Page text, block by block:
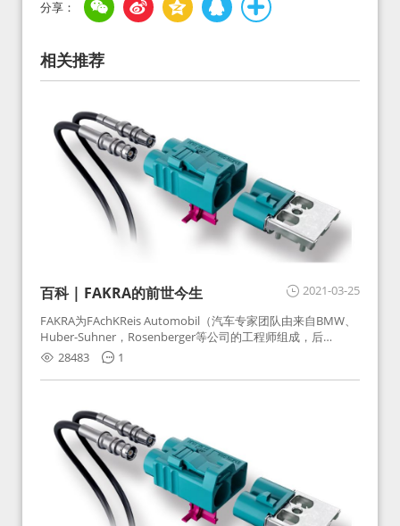
相关推荐
2021-03-25
百科 | FAKRA的前世今生
FAKRA为FAchKReis Automobil（汽车专家团队由来自BMW、
Huber-Suhner，Rosenberger等公司的工程师组成，后
Huber-Suhner相关连接器业务及技术在2010年并入
Rosenberger）缩写。起初为BMW需求用于车载收音机天线连
接，如今FAKRA已成为汽车行业通用标准的射频连接器，被业
28483 1